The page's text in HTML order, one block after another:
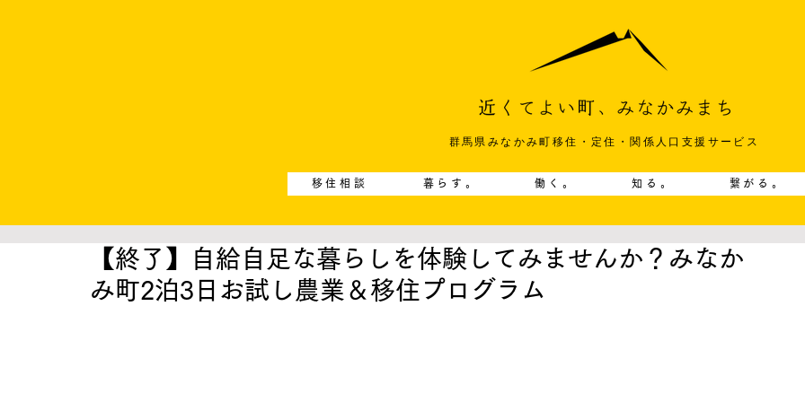
群馬県みなかみ町移住・定住・関係人口支援サービス
移住相談 暮らす。 働く。 知る。 繋がる。
【終了】自給自足な暮らしを体験してみませんか？みなか
み町2泊3日お試し農業＆移住プログラム